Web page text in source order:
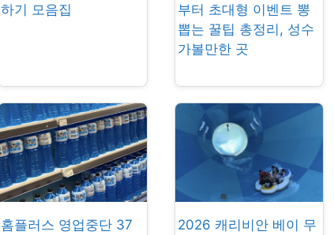
하기 모음집
부터 초대형 이벤트 뽕
뽑는 꿀팁 총정리, 성수
가볼만한 곳
홈플러스 영업중단 37
2026 캐리비안 베이 무